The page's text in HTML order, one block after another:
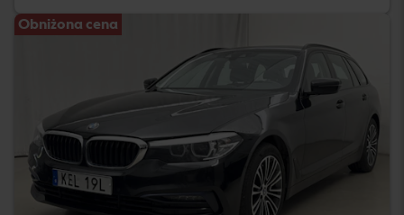
Obniżona cena